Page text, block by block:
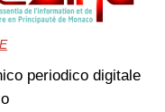
periodico digitale